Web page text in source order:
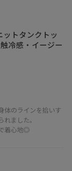
ットタンクトッ
冷感・イージー
体のラインを拾いす
ました。
着心地◎